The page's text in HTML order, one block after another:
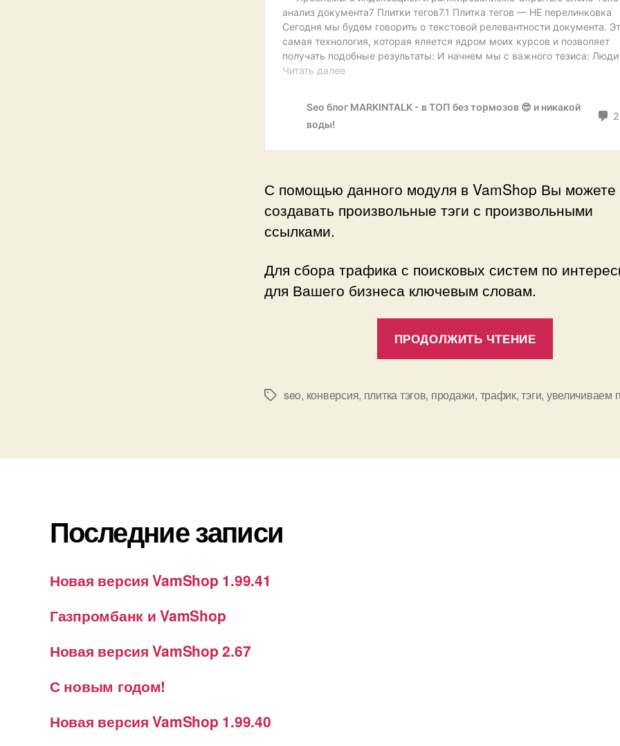
С помощью данного модуля в VamShop Вы можете
создавать произвольные тэги с произвольными
ссылками.
Для сбора трафика с поисковых систем по
для Вашего бизнеса ключевым словам.
ПРОДОЛЖИТЬ ЧТЕНИЕ
Модуль
тэгов»
Меткиseo, конверсия, плитка тэгов, продажи, трафик,тэги, увеличиваем
Последние записи
Новая версия VamShop 1.99.41
Газпромбанк и VamShop
Новая версия VamShop 2.67
С новым годом!
Новая версия VamShop 1.99.40